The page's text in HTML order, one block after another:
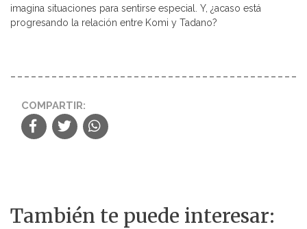
imagina situaciones para sentirse especial. Y, ¿acaso está
progresando la relación entre Komi y Tadano?
COMPARTIR:
También te puede interesar: